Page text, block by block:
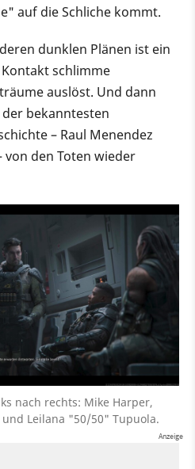
auf die Schliche kommt.
dunklen Plänen ist ein
schlimme
auslöst. Und dann
bekanntesten
– Raul Menendez
von den Toten wieder
nach rechts: Mike Harper,
Leilana "50/50" Tupuola.